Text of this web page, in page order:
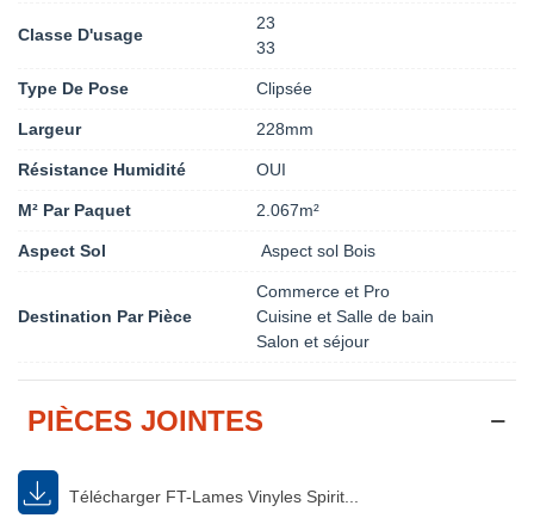
Classe D'usage
23
33
Type De Pose Clipsée
Largeur 228mm
Résistance Humidité OUI
M² Par Paquet 2.067m²
Aspect Sol Aspect sol Bois
Destination Par Pièce
Commerce et Pro
Cuisine et Salle de bain
Salon et séjour
PIÈCES JOINTES
Télécharger FT-Lames Vinyles Spirit...